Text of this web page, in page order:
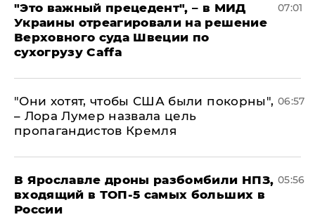
"Это важный прецедент", – в МИД
Украины отреагировали на решение
Верховного суда Швеции по
сухогрузу Caffa
07:01
"Они хотят, чтобы США были покорны",
– Лора Лумер назвала цель
пропагандистов Кремля
06:57
В Ярославле дроны разбомбили НПЗ,
входящий в ТОП-5 самых больших в
России
05:56